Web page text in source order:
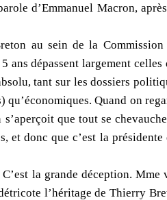
d’Emmanuel Macron,
au sein de la Commission
dépassent largement celles
tant sur les dossiers
Quand on
que tout se
et donc que c’est la présidente
la grande déception. Mme
l’héritage de Thierry